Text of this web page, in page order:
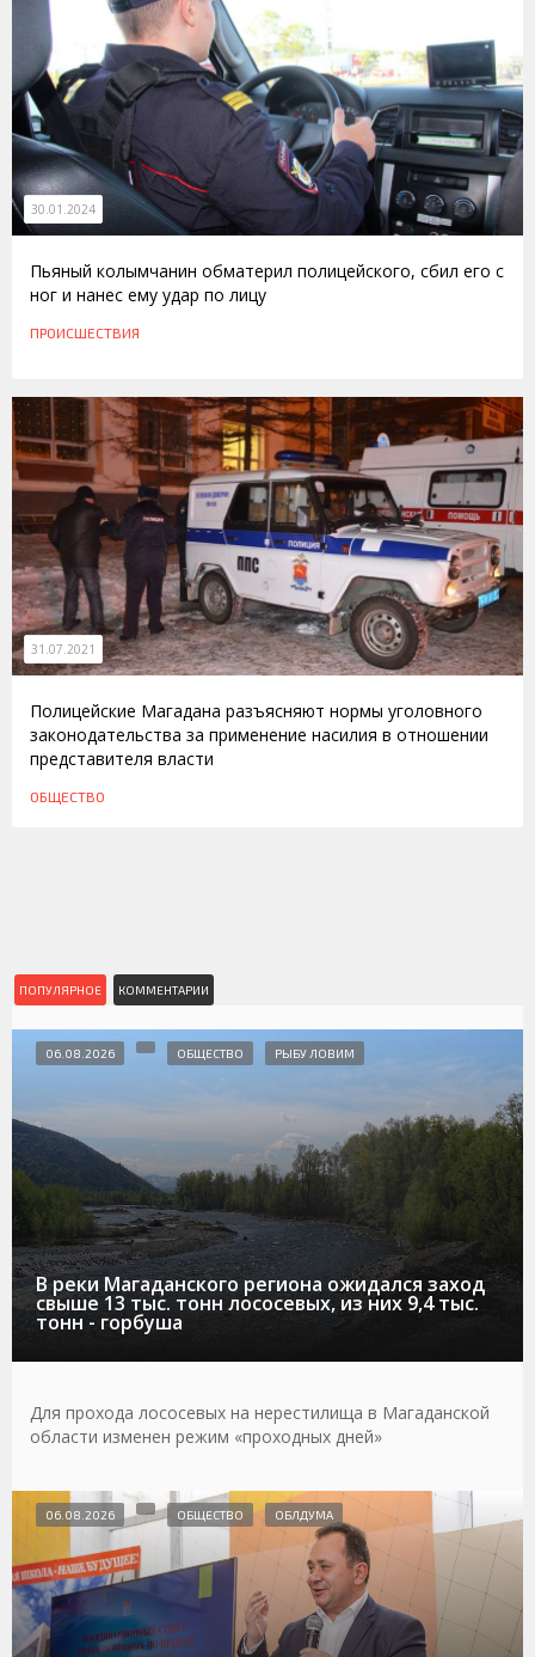
30.01.2024
Пьяный колымчанин обматерил полицейского, сбил его с
ног и нанес ему удар по лицу
ПРОИСШЕСТВИЯ
31.07.2021
Полицейские Магадана разъясняют нормы уголовного
законодательства за применение насилия в отношении
представителя власти
ОБЩЕСТВО
ПОПУЛЯРНОЕ КОММЕНТАРИИ
В реки Магаданского региона ожидался заход
свыше 13 тыс. тонн лососевых, из них 9,4 тыс.
тонн - горбуша
06.08.2026 ОБЩЕСТВО РЫБУ ЛОВИМ
Для прохода лососевых на нерестилища в Магаданской
области изменен режим «проходных дней»
06.08.2026 ОБЩЕСТВО ОБЛДУМА